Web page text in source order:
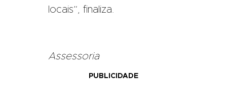
locais”, finaliza.
Assessoria
PUBLICIDADE